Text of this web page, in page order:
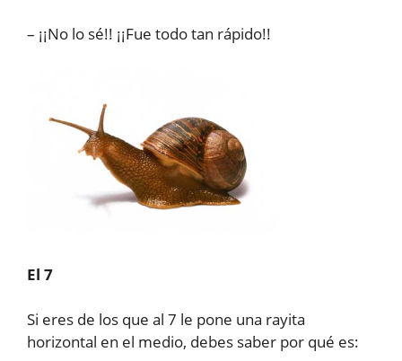
– ¡¡No lo sé!! ¡¡Fue todo tan rápido!!
El 7
Si eres de los que al 7 le pone una rayita
horizontal en el medio, debes saber por qué es: